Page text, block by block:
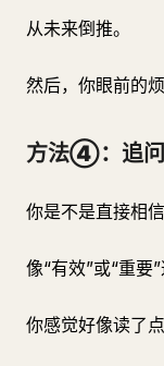
从未来倒推。
然后，你眼前的
方法④：追
你是不是直接相
像“有效”或“重要
你感觉好像读了